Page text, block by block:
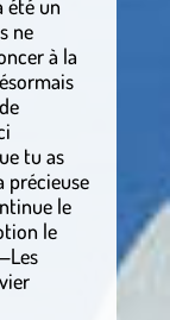
été un
ne
à la
tu as
précieuse
le
le